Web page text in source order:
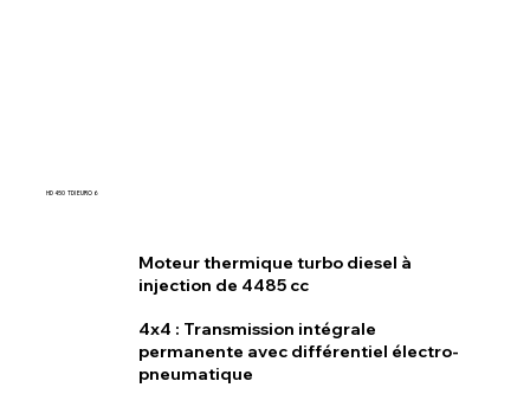
HD 450 TDI EURO 6
Moteur thermique turbo diesel à
injection de 4485 cc
4x4 : Transmission intégrale
permanente avec différentiel électro-
pneumatique